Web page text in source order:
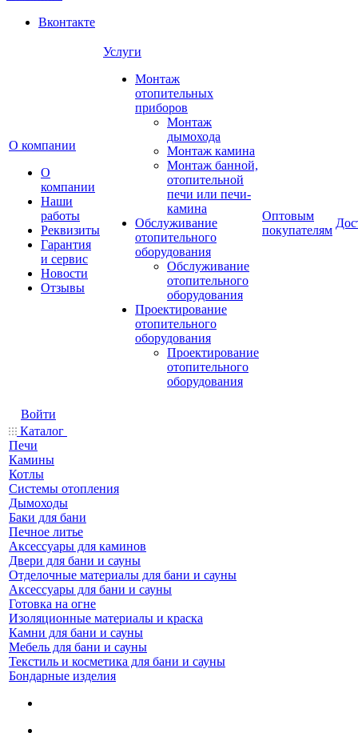
Вконтакте
О компании
О
компании
Наши
работы
Реквизиты
Гарантия
и сервис
Новости
Отзывы
Услуги
Монтаж
отопительных
приборов
Монтаж
дымохода
Монтаж камина
Монтаж банной,
отопительной
печи или печи-
камина
Обслуживание
отопительного
оборудования
Обслуживание
отопительного
оборудования
Проектирование
отопительного
оборудования
Проектирование
отопительного
оборудования
Оптовым
покупателям
Войти
Каталог
Печи
Камины
Котлы
Системы отопления
Дымоходы
Баки для бани
Печное литье
Аксессуары для каминов
Двери для бани и сауны
Отделочные материалы для бани и сауны
Аксессуары для бани и сауны
Готовка на огне
Изоляционные материалы и краска
Камни для бани и сауны
Мебель для бани и сауны
Текстиль и косметика для бани и сауны
Бондарные изделия